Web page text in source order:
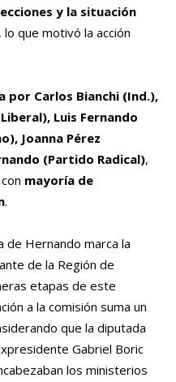
y la situación
, lo que motivó la acción
por Carlos Bianchi (Ind.),
Luis Fernando
Joanna Pérez
(Partido Radical),
mayoría de
.
de Hernando marca la
de la Región de
etapas de este
a la comisión suma un
que la diputada
Gabriel Boric
los ministerios